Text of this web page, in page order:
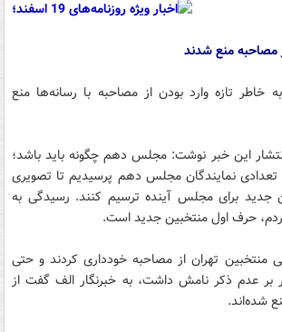
مصاحبه منع شدند
خاطر تازه وارد بودن از مصاحبه با رسانه‌ها منع
این خبر نوشت: مجلس دهم چگونه باید باشد؛
نمایندگان مجلس دهم پرسیدیم تا تصویری
جدید برای مجلس آینده ترسیم کنند. رسیدگی به
حرف اول منتخبین جدید است.
منتخبین تهران از مصاحبه خودداری کردند و حتی
بر عدم ذکر نامش داشت، به خبرنگار الف گفت از
شده‌اند.